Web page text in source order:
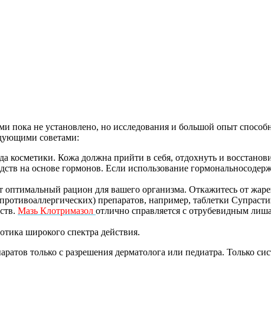
пока не установлено, но исследования и большой опыт
советами:
косметики. Кожа должна прийти в себя, отдохнуть и
на основе гормонов. Если использование
оптимальный рацион для вашего организма. Откажитесь от
препаратов, например, таблетки
Мазь Клотримазол отлично справляется с отрубевидным
широкого спектра действия.
только с разрешения дерматолога или педиатра. Только